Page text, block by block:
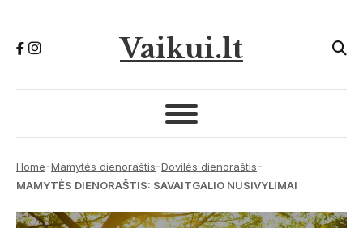
Vaikui.lt
Home-Mamytės dienoraštis-Dovilės dienoraštis-
MAMYTĖS DIENORAŠTIS: SAVAITGALIO NUSIVYLIMAI